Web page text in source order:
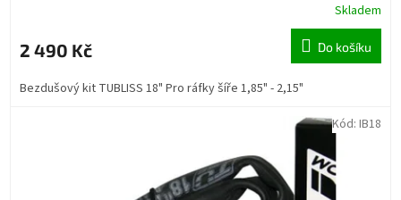
Skladem
2 490 Kč Do košíku
Bezdušový kit TUBLISS 18" Pro ráfky šíře 1,85" - 2,15"
Kód: IB18